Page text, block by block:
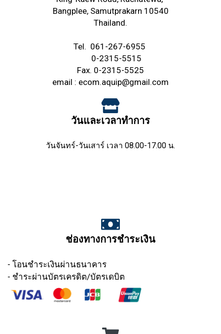
Bangplee, Samutprakarn 10540
Thailand.
Tel. 061-267-6955
0-2315-5515
Fax. 0-2315-5525
email : ecom.aquip@gmail.com
วันและเวลาทำการ
วันจันทร์-วันเสาร์ เวลา 08.00-17.00 น.
ช่องทางการชำระเงิน
- โอนชำระเงินผ่านธนาคาร
- ชำระผ่านบัตรเครดิต/บัตรเดบิต